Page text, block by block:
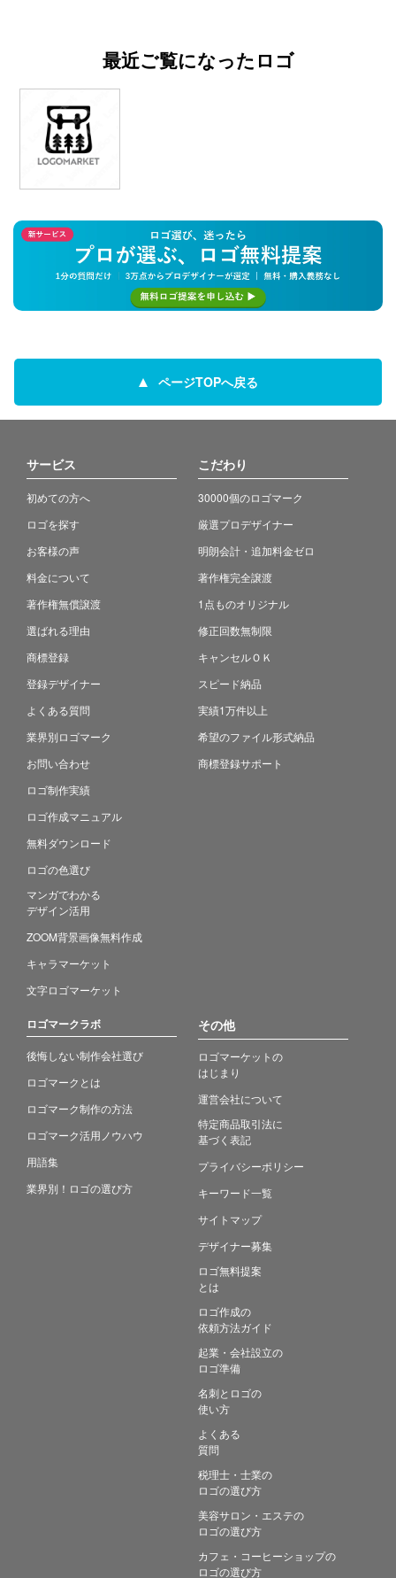
最近ご覧になったロゴ
ページTOPへ戻る
サービス
初めての方へ
ロゴを探す
お客様の声
料金について
著作権無償譲渡
選ばれる理由
商標登録
登録デザイナー
よくある質問
業界別ロゴマーク
お問い合わせ
ロゴ制作実績
ロゴ作成マニュアル
無料ダウンロード
ロゴの色選び
マンガでわかる
デザイン活用
ZOOM背景画像無料作成
キャラマーケット
文字ロゴマーケット
こだわり
30000個のロゴマーク
厳選プロデザイナー
明朗会計・追加料金ゼロ
著作権完全譲渡
1点ものオリジナル
修正回数無制限
キャンセルＯＫ
スピード納品
実績1万件以上
希望のファイル形式納品
商標登録サポート
ロゴマークラボ
後悔しない制作会社選び
ロゴマークとは
ロゴマーク制作の方法
ロゴマーク活用ノウハウ
用語集
業界別！ロゴの選び方
その他
ロゴマーケットの
はじまり
運営会社について
特定商品取引法に
基づく表記
プライバシーポリシー
キーワード一覧
サイトマップ
デザイナー募集
ロゴ無料提案
とは
ロゴ作成の
依頼方法ガイド
起業・会社設立の
ロゴ準備
名刺とロゴの
使い方
よくある
質問
税理士・士業の
ロゴの選び方
美容サロン・エステの
ロゴの選び方
カフェ・コーヒーショップの
ロゴの選び方